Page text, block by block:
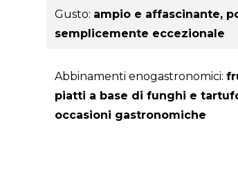
Gusto: ampio e affascinante,
semplicemente eccezionale
Abbinamenti enogastronomici:
piatti a base di funghi e
occasioni gastronomiche